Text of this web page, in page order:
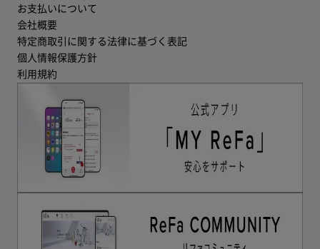
お支払いについて
会社概要
特定商取引に関する法律に基づく表記
個人情報保護方針
利用規約